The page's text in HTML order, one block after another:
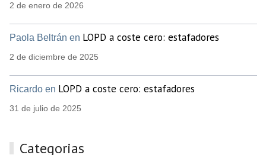
2 de enero de 2026
Paola Beltrán en LOPD a coste cero: estafadores
2 de diciembre de 2025
Ricardo en LOPD a coste cero: estafadores
31 de julio de 2025
Categorias